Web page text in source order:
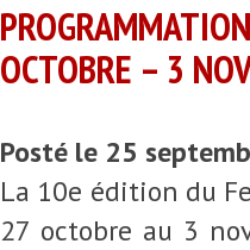
OCTOBRE – 3
Posté le 25
La 10e édition du
27 octobre au 3